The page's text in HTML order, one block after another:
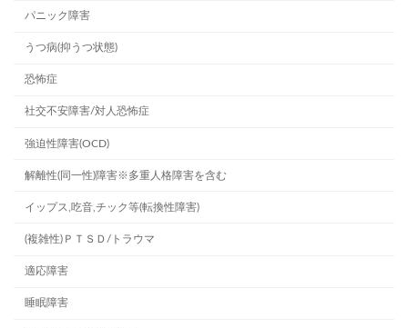
パニック障害
うつ病(抑うつ状態)
恐怖症
社交不安障害/対人恐怖症
強迫性障害(OCD)
解離性(同一性)障害※多重人格障害を含む
イップス,吃音,チック等(転換性障害)
(複雑性)ＰＴＳＤ/トラウマ
適応障害
睡眠障害